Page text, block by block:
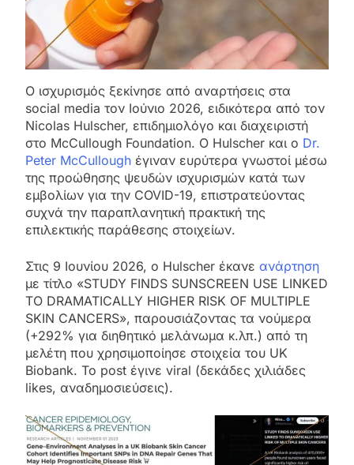
Ο ισχυρισμός ξεκίνησε από αναρτήσεις στα
social media τον Ιούνιο 2026, ειδικότερα από τον
Nicolas Hulscher, επιδημιολόγο και διαχειριστή
στο McCullough Foundation. Ο Hulscher και ο Dr.
Peter McCullough έγιναν ευρύτερα γνωστοί μέσω
της προώθησης ψευδών ισχυρισμών κατά των
εμβολίων για την COVID-19, επιστρατεύοντας
συχνά την παραπλανητική πρακτική της
επιλεκτικής παράθεσης στοιχείων.
Στις 9 Ιουνίου 2026, ο Hulscher έκανε ανάρτηση
με τίτλο «STUDY FINDS SUNSCREEN USE LINKED
TO DRAMATICALLY HIGHER RISK OF MULTIPLE
SKIN CANCERS», παρουσιάζοντας τα νούμερα
(+292% για διηθητικό μελάνωμα κ.λπ.) από τη
μελέτη που χρησιμοποίησε στοιχεία του UK
Biobank. Το post έγινε viral (δεκάδες χιλιάδες
likes, αναδημοσιεύσεις).